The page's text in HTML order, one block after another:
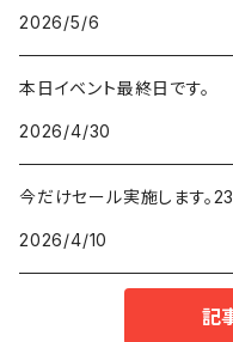
2026/5/6
本日イベント最終日です。
2026/4/30
今だけセール実施します。
2026/4/10
記